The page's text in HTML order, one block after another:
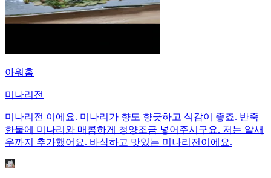
아워홈
미나리전
미나리전 이에요. 미나리가 향도 향긋하고 식감이 좋죠. 반죽
한물에 미나리와 매콤하게 청양조금 넣어주시구요. 저는 알새
우까지 추가했어요. 바삭하고 맛있는 미나리전이에요.